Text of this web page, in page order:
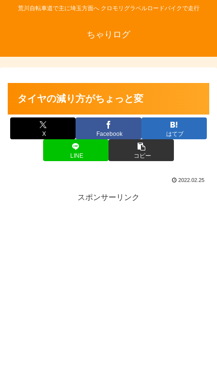
荒川自転車道で主に埼玉方面へ クロモリグラベルロードバイクで走行
ちゃりログ
タイヤの減り方がちょっと変
X Facebook はてブ
LINE コピー
2022.02.25
スポンサーリンク